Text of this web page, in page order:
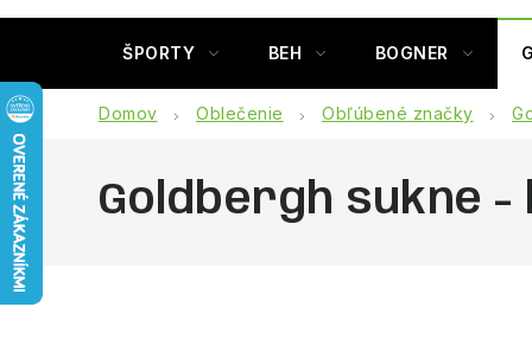
ŠPORTY BEH BOGNER
Domov Oblečenie Obľúbené značky
Goldbergh sukne -